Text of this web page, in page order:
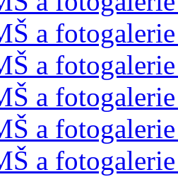
a
a
a
a
a